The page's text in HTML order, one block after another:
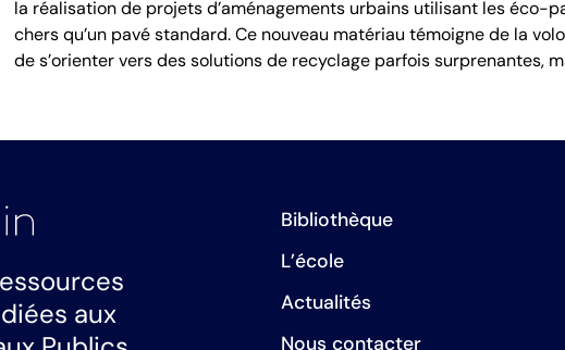
la réalisation de projets d’aménagements urbains utilisant les éco-
chers qu’un pavé standard. Ce nouveau matériau témoigne de la
de s’orienter vers des solutions de recyclage parfois surprenantes,
aux
Bibliothèque
L’école
Actualités
Nous contacter